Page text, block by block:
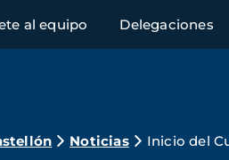
al equipo Delegaciones
Noticias Inicio del